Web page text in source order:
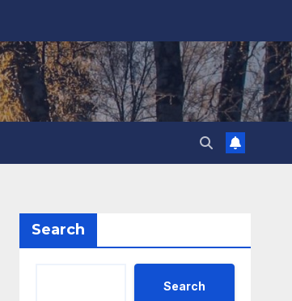
Search
Search